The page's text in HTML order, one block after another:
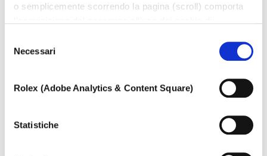
o semplicemente scorrendo la pagina (scroll) comporta
impostazioni relative ai cookie scegliendo quali tipologie
di cookie autorizzare (di profilazione, tecnici o analitici).
Nell’ipotesi in cui le impostazioni venissero modificate,
non è possibile garantire il corretto funzionamento del
Per saperne di più, o negare il consenso all’utilizzo a tutti
delNecessari
Rolex (Adobe Analytics & Content Square)
Statistiche
ANEMONE